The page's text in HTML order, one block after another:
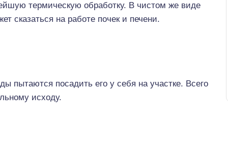
термическую обработку. В чистом же виде
сказаться на работе почек и печени.
пытаются посадить его у себя на участке. Всего
исходу.